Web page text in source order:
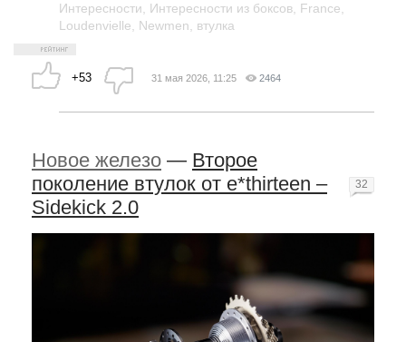
Интересности
Интересности из боксов France
Loudenvielle
Newmen втулка
+53 31 мая 2026, 11:25 2464
Новое железо — Второе
поколение втулок от e*thirteen –
Sidekick 2.0
32